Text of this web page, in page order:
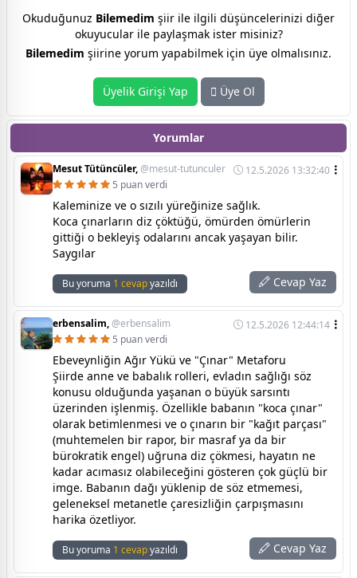
Okuduğunuz Bilemedim şiir ile ilgili düşüncelerinizi diğer
okuyucular ile paylaşmak ister misiniz?
Bilemedim şiirine yorum yapabilmek için üye olmalısınız.
Üyelik Girişi Yap Üye Ol
Yorumlar
Mesut Tütüncüler,@mesut-tutunculer
12.5.2026 13:32:40
5 puan verdi
Kaleminize ve o sızılı yüreğinize sağlık.
Koca çınarların diz çöktüğü, ömürden ömürlerin
gittiği o bekleyiş odalarını ancak yaşayan bilir.
Saygılar
Bu yoruma 1 cevapyazıldı Cevap Yaz
erbensalim,@erbensalim
12.5.2026 12:44:14
5 puan verdi
Ebeveynliğin Ağır Yükü ve "Çınar" Metaforu
Şiirde anne ve babalık rolleri, evladın sağlığı söz
konusu olduğunda yaşanan o büyük sarsıntı
üzerinden işlenmiş. Özellikle babanın "koca çınar"
olarak betimlenmesi ve o çınarın bir "kağıt parçası"
(muhtemelen bir rapor, bir masraf ya da bir
bürokratik engel) uğruna diz çökmesi, hayatın ne
kadar acımasız olabileceğini gösteren çok güçlü bir
imge. Babanın dağı yüklenip de söz etmemesi,
geleneksel metanetle çaresizliğin çarpışmasını
harika özetliyor.
Bu yoruma 1 cevapyazıldı Cevap Yaz